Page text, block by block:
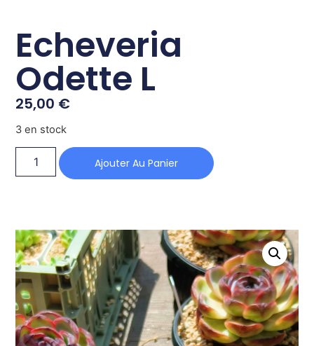
Echeveria
Odette L
25,00 €
3 en stock
Ajouter Au Panier